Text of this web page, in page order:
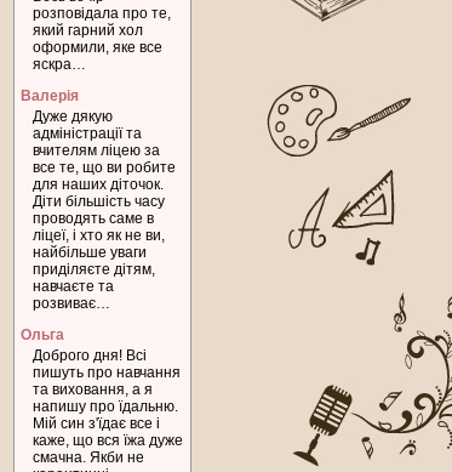
розповідала про те,
який гарний хол
оформили, яке все
яскра…
Валерія
Дуже дякую
адміністрації та
вчителям ліцею за
все те, що ви робите
для наших діточок.
Діти більшість часу
проводять саме в
ліцеї, і хто як не ви,
найбільше уваги
приділяєте дітям,
навчаєте та
розвиває…
Ольга
Доброго дня! Всі
пишуть про навчання
та виховання, а я
напишу про їдальню.
Мій син з'їдає все і
каже, що вся їжа дуже
смачна. Якби не